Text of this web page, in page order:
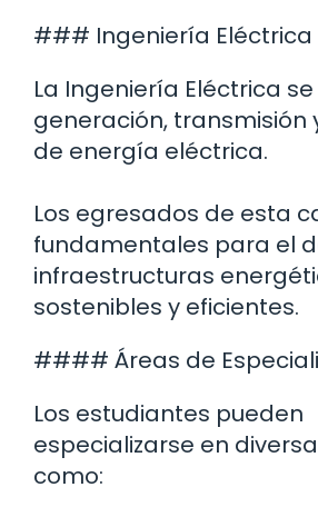
### Ingeniería Eléctrica
La Ingeniería Eléctrica
generación, transmisión
de energía eléctrica.
Los egresados de esta
fundamentales para el
infraestructuras
sostenibles y eficientes.
#### Áreas de
Los estudiantes pueden
especializarse en
como: